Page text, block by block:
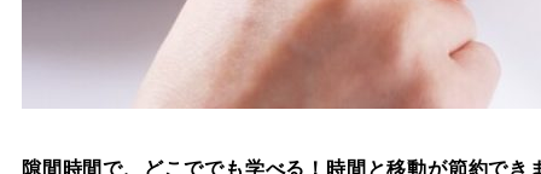
隙間時間で、どこででも学べる！時間と移動が節約でき